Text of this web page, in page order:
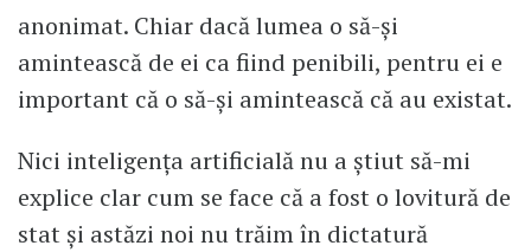
anonimat. Chiar dacă lumea o să-și
amintească de ei ca fiind penibili, pentru ei e
important că o să-și amintească că au existat.
Nici inteligența artificială nu a știut să-mi
explice clar cum se face că a fost o lovitură de
stat și astăzi noi nu trăim în dictatură